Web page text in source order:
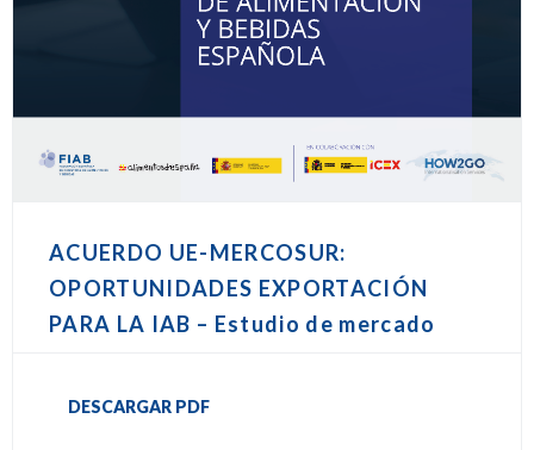
ACUERDO UE-MERCOSUR:
OPORTUNIDADES EXPORTACIÓN
PARA LA IAB – Estudio de mercado
DESCARGAR PDF